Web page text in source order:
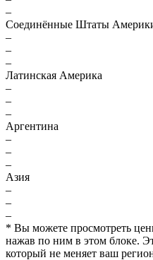
–
Соединённые Штаты
–
–
–
Латинская Америка
–
–
–
Аргентина
–
–
–
Азия
–
–
–
* Вы можете просмотреть
нажав по ним в этом блоке.
который не меняет ваш